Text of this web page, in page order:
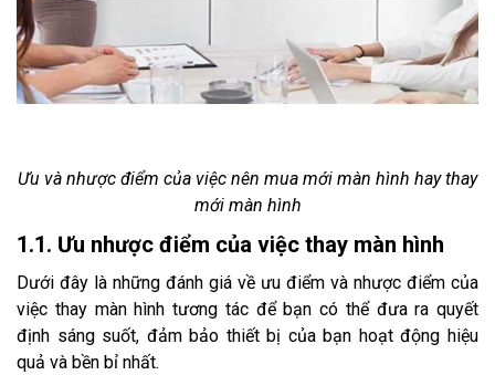
Ưu và nhược điểm của việc nên mua mới màn hình hay thay
mới màn hình
1.1. Ưu nhược điểm của việc thay màn hình
Dưới đây là những đánh giá về ưu điểm và nhược điểm của
việc thay màn hình tương tác để bạn có thể đưa ra quyết
định sáng suốt, đảm bảo thiết bị của bạn hoạt động hiệu
quả và bền bỉ nhất.